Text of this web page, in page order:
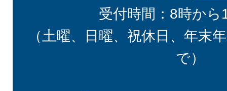
受付時間：8時から
（土曜、日曜、祝休日、年末
で）